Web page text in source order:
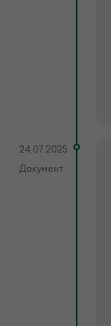
24.07.2025
Документ